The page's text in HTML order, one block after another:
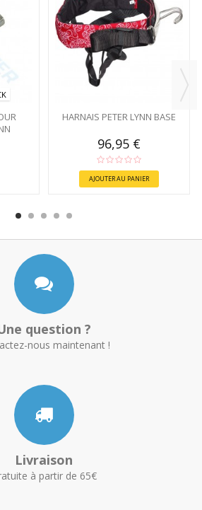
HARNAIS PETER LYNN BASE
96,95 €
AJOUTER AU PANIER
question ?
nous maintenant !
Livraison
à partir de 65€